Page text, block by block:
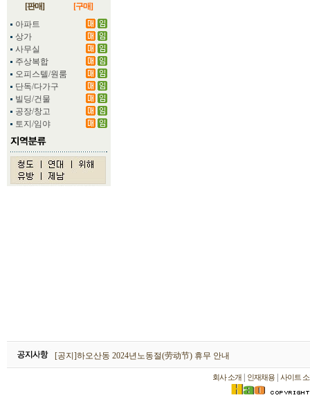
[판매]
[구매]
아파트
상가
사무실
주상복합
오피스텔/원룸
단독/다가구
빌딩/건물
공장/창고
토지/임야
하오산동 2026년 설날(春节) 휴무 안내
[공지]하오산동 2024년노동절(劳动节) 휴무 안내
[공지]하오산동 2024년 설날(春节) 휴무 안내
회사 소개 인재채용 사이트